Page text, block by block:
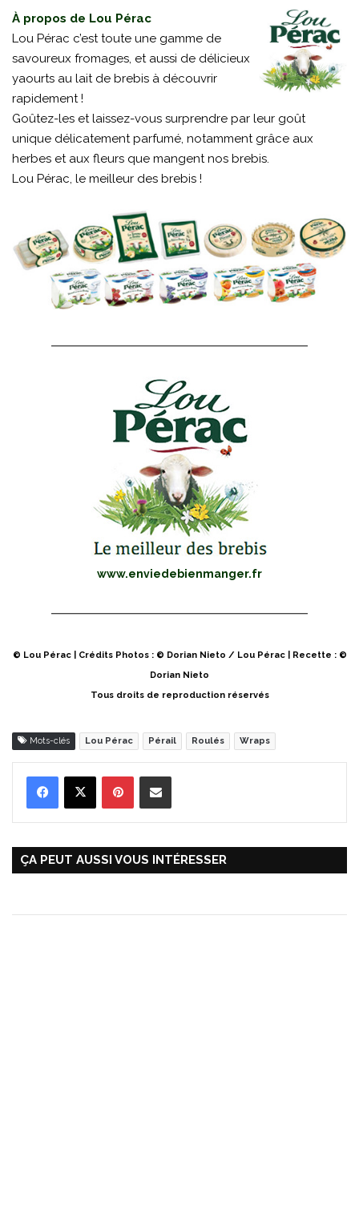
À propos de Lou Pérac
Lou Pérac c’est toute une gamme de
savoureux fromages, et aussi de délicieux
yaourts au lait de brebis à découvrir
rapidement !
Goûtez-les et laissez-vous surprendre par leur goût
unique délicatement parfumé, notamment grâce aux
herbes et aux fleurs que mangent nos brebis.
Lou Pérac, le meilleur des brebis !
www.enviedebienmanger.fr
© Lou Pérac | Crédits Photos : © Dorian Nieto / Lou Pérac | Recette : ©
Dorian Nieto
Tous droits de reproduction réservés
Mots-clés Lou Pérac Pérail Roulés Wraps
ÇA PEUT AUSSI VOUS INTÉRESSER